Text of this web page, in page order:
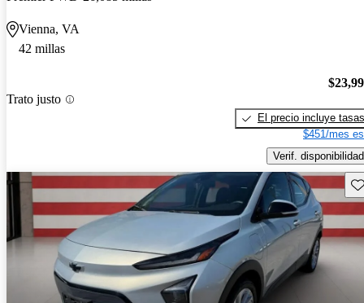
Vienna, VA
42 millas
Trato justo
El precio incluye tasas
$451/mes
Verif. disponibilidad